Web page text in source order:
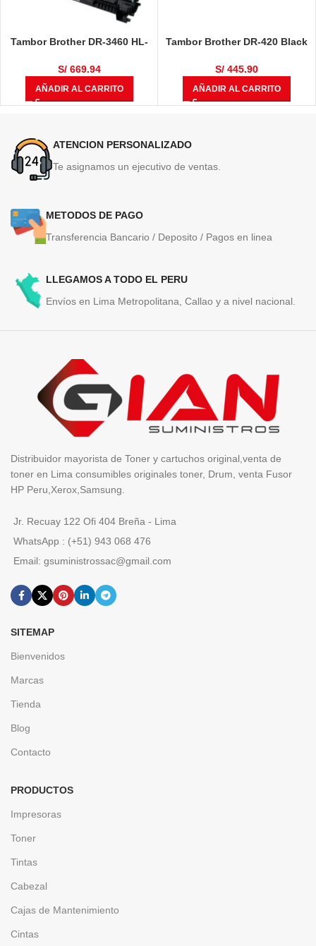
Tambor Brother DR-3460 HL-
L5650DN / MFC-L6700 / MFC-
L6900DW / MFC-L5900DW
50,000 Páginas
S/669.94
AÑADIR AL CARRITO
Tambor Brother DR-420 Black
S/445.90
AÑADIR AL CARRITO
ATENCION PERSONALIZADO
Te asignamos un ejecutivo de ventas.
METODOS DE PAGO
Transferencia Bancario / Deposito / Pagos en linea
LLEGAMOS A TODO EL PERU
Envíos en Lima Metropolitana, Callao y a nivel nacional.
Distribuidor mayorista de Toner y cartuchos original,venta de
toner en Lima consumibles originales toner, Drum, venta Fusor
HP Peru,Xerox,Samsung.
Jr. Recuay 122 Ofi 404 Breña - Lima
WhatsApp : (+51) 943 068 476
Email: gsuministrossac@gmail.com
SITEMAP
Bienvenidos
Marcas
Tienda
Blog
Contacto
PRODUCTOS
Impresoras
Toner
Tintas
Cabezal
Cajas de Mantenimiento
Cintas